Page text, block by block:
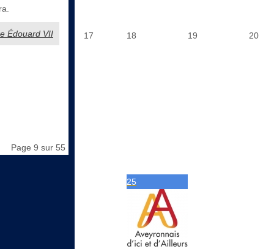
Édouard VII
Page 9 sur 55
17 18 19 20
25